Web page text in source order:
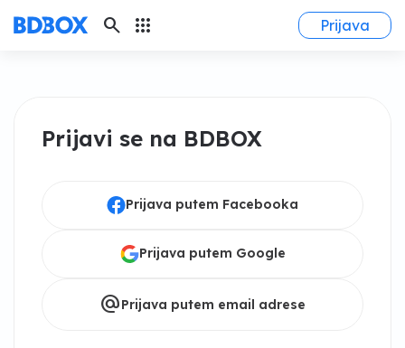
search apps Prijava
Prijavi se na BDBOX
Prijava putem Facebooka
Prijava putem Google
alternate_emailPrijava putem email adrese